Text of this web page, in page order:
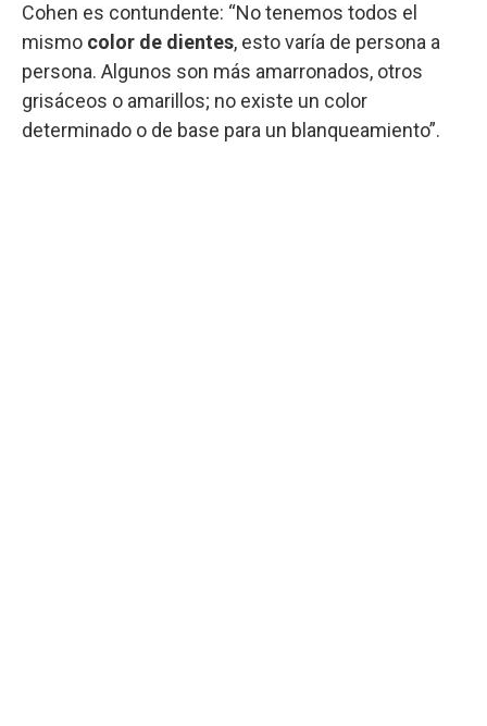
Cohen es contundente: “No tenemos todos el
mismo color de dientes, esto varía de persona a
persona. Algunos son más amarronados, otros
grisáceos o amarillos; no existe un color
determinado o de base para un blanqueamiento”.